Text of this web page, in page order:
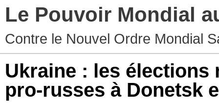
Le Pouvoir Mondial
Contre le Nouvel Ordre Mondial
Ukraine : les
pro-russes à Donetsk